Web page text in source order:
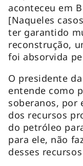
aconteceu em
[Naqueles
ter garantido
reconstrução,
foi absorvida
O presidente
entende como
soberanos, por
dos recursos
do petróleo
para ele, não
desses